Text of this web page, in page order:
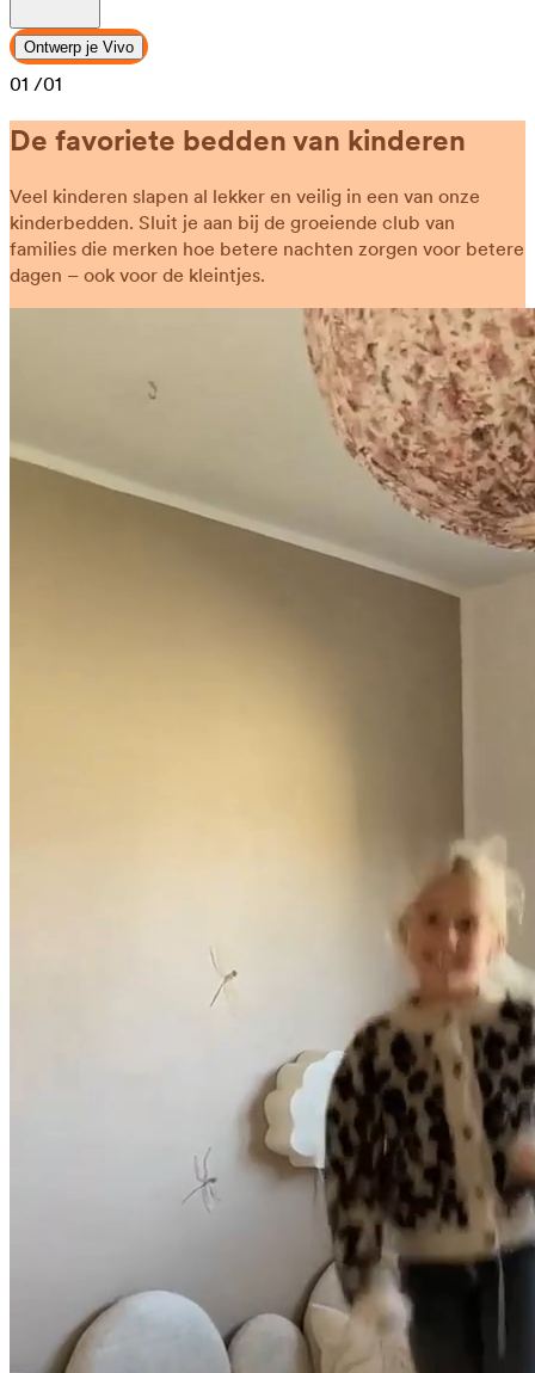
Ontwerp je Vivo
01 /01
De favoriete bedden van kinderen
Veel kinderen slapen al lekker en veilig in een van onze
kinderbedden. Sluit je aan bij de groeiende club van
families die merken hoe betere nachten zorgen voor betere
dagen – ook voor de kleintjes.